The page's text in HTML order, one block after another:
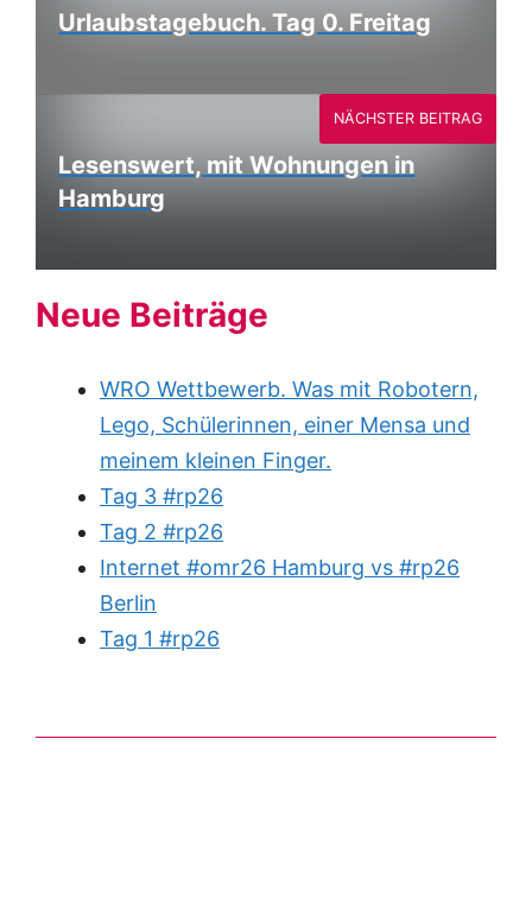
Urlaubstagebuch. Tag 0. Freitag
Lesenswert, mit Wohnungen in
Hamburg
NÄCHSTER BEITRAG
Neue Beiträge
WRO Wettbewerb. Was mit Robotern,
Lego, Schülerinnen, einer Mensa und
meinem kleinen Finger.
Tag 3 #rp26
Tag 2 #rp26
Internet #omr26 Hamburg vs #rp26
Berlin
Tag 1 #rp26